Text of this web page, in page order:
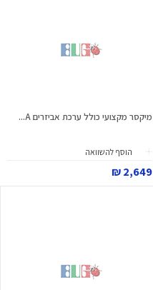
מיקסר מקצועי כולל ערכת אביזרים A...
הוסף להשוואה
2,649 ₪